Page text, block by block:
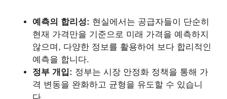
예측의 합리성: 현실에서는 공급자들이 단순히
현재 가격만을 기준으로 미래 가격을 예측하지
않으며, 다양한 정보를 활용하여 보다 합리적인
예측을 합니다.
정부 개입: 정부는 시장 안정화 정책을 통해 가
격 변동을 완화하고 균형을 유도할 수 있습니
다.